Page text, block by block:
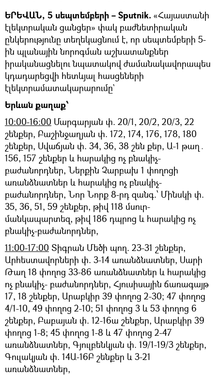
ԵՐԵՎԱՆ, 5 սեպտեմբերի – Sputnik. «Հայաստանի
էլեկտրական ցանցեր» փակ բաժնետիրական
ընկերությունը տեղեկացնում է, որ սեպտեմբերի 5-
ին պլանային նորոգման աշխատանքներ
իրականացնելու նպատակով ժամանակավորապես
կդադարեցվի հետևյալ հասցեների
էլեկտրամատակարարումը`
Երևան քաղաք՝
10։00-16:00 Մարգարյան փ. 20/1, 20/2, 20/3, 22
շենքեր, Բաշինջաղյան փ. 172, 174, 176, 178, 180
շենքեր, Սվաճյան փ. 34, 36, 38 շեն քեր, Ա-1 թաղ․
156, 157 շենքեր և հարակից ոչ բնակիչ-
բաժանորդներ, Ներքին Չարբախ 1 փողոցի
առանձնատներ և հարակից ոչ բնակիչ-
բաժանորդներ, Նոր Նորք 8-րդ զանգ.՝ Մինսկի փ.
35, 36, 51, 59 շենքեր, թիվ 118 մսուր-
մանկապարտեզ, թիվ 186 դպրոց և հարակից ոչ
բնակիչ-բաժանորդներ,
11։00-17:00 Տիգրան Մեծի պող. 23-31 շենքեր,
Արհեստավորների փ. 3-14 առանձնատներ, Սարի
Թաղ 18 փողոց 33-86 առանձնատներ և հարակից
ոչ բնակիչ- բաժանորդներ, Հյուսիսային ճառագայթ
17, 18 շենքեր, Արաբկիր 39 փողոց 2-30; 47 փողոց
4/1-10, 49 փողոց 2-10; 51 փողոց 3 և 53 փողոց 6
շենքեր, Բաբայան փ. 12-16ա շենքեր, Արաբկիր 39
փողոց 1-8; 45 փողոց 1-8 և 47 փողոց 2-47
առանձնատներ, Գյուլբենկյան փ. 19/1-19/3 շենքեր,
Գուլակյան փ. 14Ա-16Բ շենքեր և 3-21
առանձնատներ,